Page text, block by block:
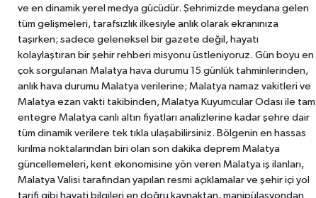
ve en dinamik yerel medya gücüdür. Şehrimizde meydana gelen
tüm gelişmeleri, tarafsızlık ilkesiyle anlık olarak ekranınıza
taşırken; sadece geleneksel bir gazete değil, hayatı
kolaylaştıran bir şehir rehberi misyonu üstleniyoruz. Gün boyu en
çok sorgulanan Malatya hava durumu 15 günlük tahminlerinden,
anlık hava durumu Malatya verilerine; Malatya namaz vakitleri ve
Malatya ezan vakti takibinden, Malatya Kuyumcular Odası ile tam
entegre Malatya canlı altın fiyatları analizlerine kadar şehre dair
tüm dinamik verilere tek tıkla ulaşabilirsiniz. Bölgenin en hassas
kırılma noktalarından biri olan son dakika deprem Malatya
güncellemeleri, kent ekonomisine yön veren Malatya iş ilanları,
Malatya Valisi tarafından yapılan resmi açıklamalar ve şehir içi yol
tarifi gibi hayati bilgileri en doğru kaynaktan, manipülasyondan